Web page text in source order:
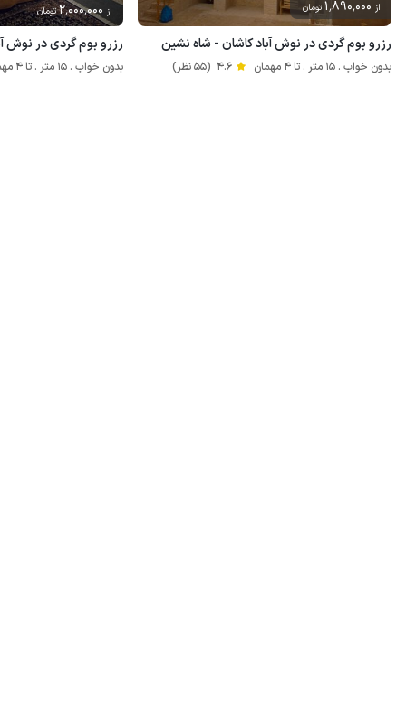
از 1٬890٬000 تومان
رزرو بوم گردی در نوش آباد کاشان - شاه نشین
بدون خواب . 15 متر . تا 4 مهمان 4.6 (55 نظر)
از 2٬000٬000تومان
رزرو بوم گردی در نوش
بدون خواب . 15 متر . تا 4 مهمان